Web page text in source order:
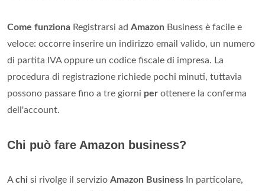
Come funziona Registrarsi ad Amazon Business è facile e
veloce: occorre inserire un indirizzo email valido, un numero
di partita IVA oppure un codice fiscale di impresa. La
procedura di registrazione richiede pochi minuti, tuttavia
possono passare fino a tre giorni per ottenere la conferma
dell'account.
Chi può fare Amazon business?
Achi si rivolge il servizio Amazon Business In particolare,